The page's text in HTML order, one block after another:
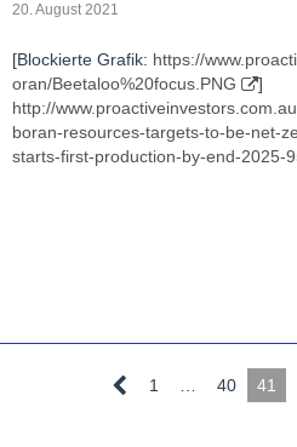
20. August 2021
[Blockierte Grafik: https://
oran/Beetaloo%20focus.PNG
]
http://
boran-resources-targets-to-be-net-
starts-first-production-by-end-2025-
1 40 41